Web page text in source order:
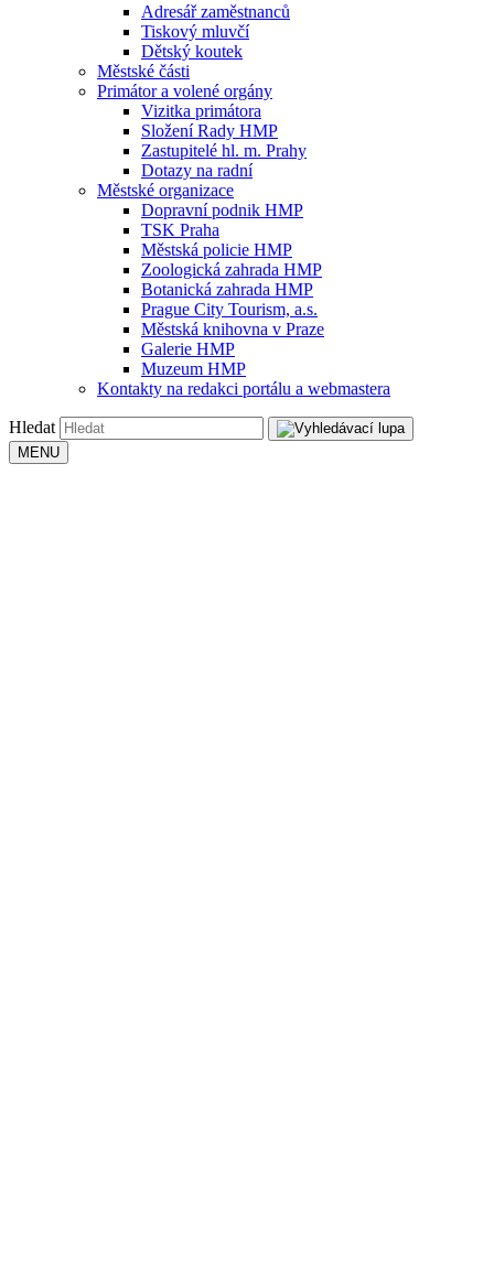
Adresář zaměstnanců
Tiskový mluvčí
Dětský koutek
Městské části
Primátor a volené orgány
Vizitka primátora
Složení Rady HMP
Zastupitelé hl. m. Prahy
Dotazy na radní
Městské organizace
Dopravní podnik HMP
TSK Praha
Městská policie HMP
Zoologická zahrada HMP
Botanická zahrada HMP
Prague City Tourism, a.s.
Městská knihovna v Praze
Galerie HMP
Muzeum HMP
Kontakty na redakci portálu a webmastera
Hledat
MENU